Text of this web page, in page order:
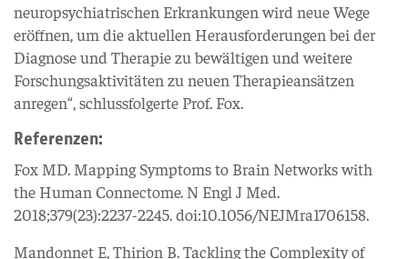
neuropsychiatrischen Erkrankungen wird neue Wege
eröffnen, um die aktuellen Herausforderungen bei der
Diagnose und Therapie zu bewältigen und weitere
Forschungsaktivitäten zu neuen Therapieansätzen
anregen“, schlussfolgerte Prof. Fox.
Referenzen:
Fox MD. Mapping Symptoms to Brain Networks with
the Human Connectome. N Engl J Med.
2018;379(23):2237-2245. doi:10.1056/NEJMra1706158.
Mandonnet E, Thirion B. Tackling the Complexity of